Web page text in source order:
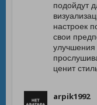
подойдут
настроек
свои
ценит
arpik1992